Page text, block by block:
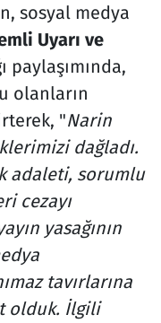
sosyal medya
Uyarı ve
paylaşımında,
olanların
"Narin
dağladı.
adaleti, sorumlu
cezayı
yasağının
tavırlarına
olduk. İlgili